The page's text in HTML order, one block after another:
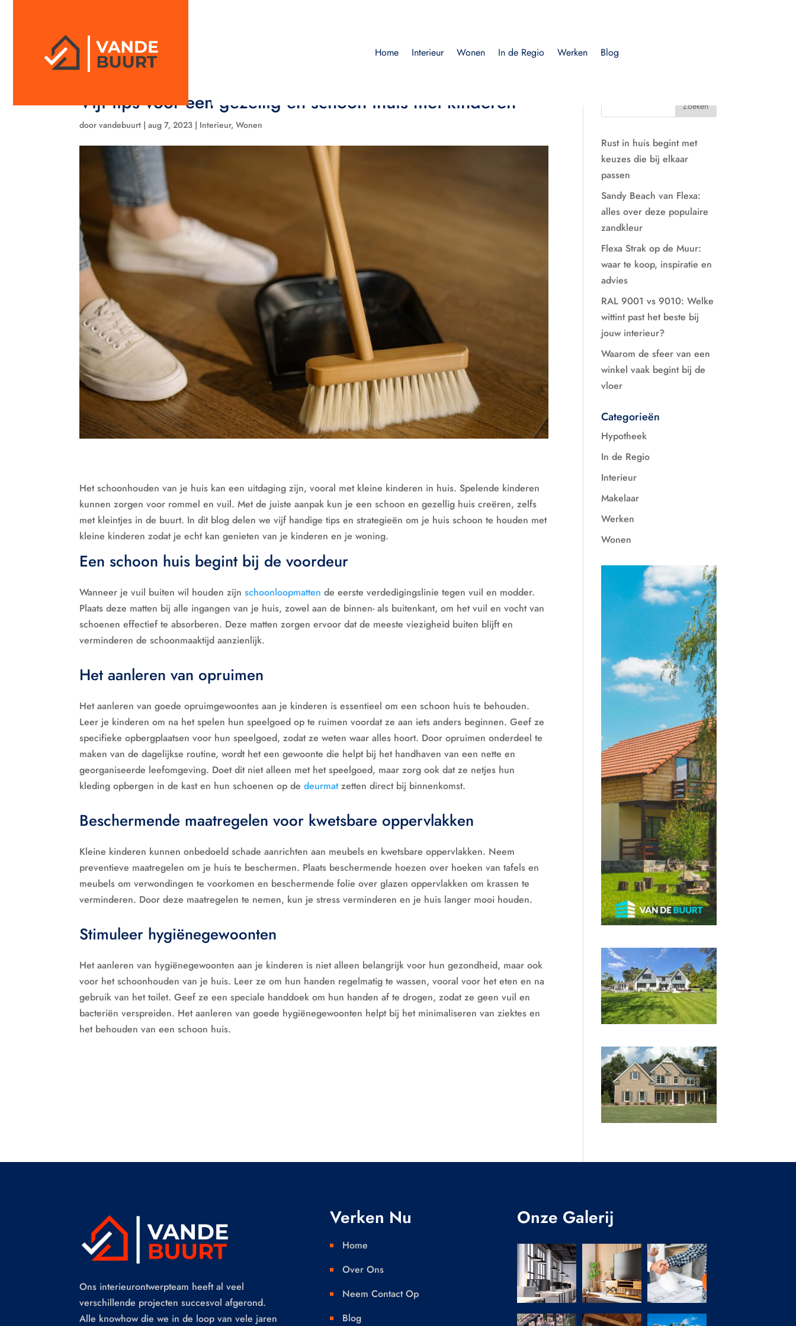
Home Interieur Wonen In de Regio Werken Blog
Vijf tips voor een gezellig en schoon thuis met kinderen
doorvandebuurt |aug 7, 2023 | Interieur,Wonen
Het schoonhouden van je huis kan een uitdaging zijn, vooral met kleine kinderen in huis. Spelende kinderen
kunnen zorgen voor rommel en vuil. Met de juiste aanpak kun je een schoon en gezellig huis creëren, zelfs
met kleintjes in de buurt. In dit blog delen we vijf handige tips en strategieën om je huis schoon te houden met
kleine kinderen zodat je echt kan genieten van je kinderen en je woning.
Een schoon huis begint bij de voordeur
Wanneer je vuil buiten wil houden zijnschoonloopmatten de eerste verdedigingslinie tegen vuil en modder.
Plaats deze matten bij alle ingangen van je huis, zowel aan de binnen- als buitenkant, om het vuil en vocht van
schoenen effectief te absorberen. Deze matten zorgen ervoor dat de meeste viezigheid buiten blijft en
verminderen de schoonmaaktijd aanzienlijk.
Het aanleren van opruimen
Het aanleren van goede opruimgewoontes aan je kinderen is essentieel om een schoon huis te behouden.
Leer je kinderen om na het spelen hun speelgoed op te ruimen voordat ze aan iets anders beginnen. Geef ze
specifieke opbergplaatsen voor hun speelgoed, zodat ze weten waar alles hoort. Door opruimen onderdeel te
maken van de dagelijkse routine, wordt het een gewoonte die helpt bij het handhaven van een nette en
georganiseerde leefomgeving. Doet dit niet alleen met het speelgoed, maar zorg ook dat ze netjes hun
kleding opbergen in de kast en hun schoenen op dedeurmatzetten direct bij binnenkomst.
Beschermende maatregelen voor kwetsbare oppervlakken
Kleine kinderen kunnen onbedoeld schade aanrichten aan meubels en kwetsbare oppervlakken. Neem
preventieve maatregelen om je huis te beschermen. Plaats beschermende hoezen over hoeken van tafels en
meubels om verwondingen te voorkomen en beschermende folie over glazen oppervlakken om krassen te
verminderen. Door deze maatregelen te nemen, kun je stress verminderen en je huis langer mooi houden.
Stimuleer hygiënegewoonten
Het aanleren van hygiënegewoonten aan je kinderen is niet alleen belangrijk voor hun gezondheid, maar ook
voor het schoonhouden van je huis. Leer ze om hun handen regelmatig te wassen, vooral voor het eten en na
gebruik van het toilet. Geef ze een speciale handdoek om hun handen af te drogen, zodat ze geen vuil en
bacteriën verspreiden. Het aanleren van goede hygiënegewoonten helpt bij het minimaliseren van ziektes en
het behouden van een schoon huis.
Rust in huis begint met
keuzes die bij elkaar
passen
Sandy Beach van Flexa:
alles over deze populaire
zandkleur
Flexa Strak op de Muur:
waar te koop, inspiratie en
advies
RAL 9001 vs 9010: Welke
wittint past het beste bij
jouw interieur?
Waarom de sfeer van een
winkel vaak begint bij de
vloer
Categorieën
Hypotheek
In de Regio
Interieur
Makelaar
Werken
Wonen
Ons interieurontwerpteam heeft al veel
verschillende projecten succesvol afgerond.
Alle knowhow die we in de loop van vele jaren
Verken Nu
Home
Over Ons
Neem Contact Op
Blog
Onze Galerij